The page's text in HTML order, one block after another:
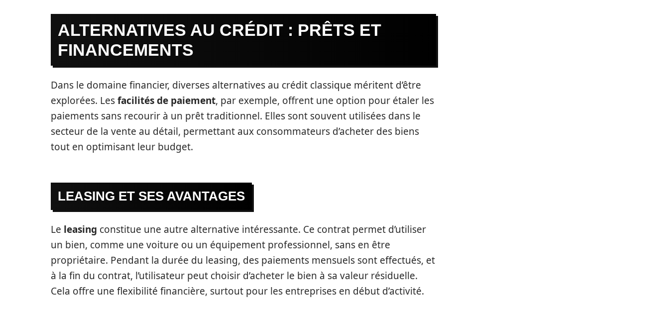
ALTERNATIVES AU CRÉDIT : PRÊTS ET
FINANCEMENTS
Dans le domaine financier, diverses alternatives au crédit classique méritent d’être
explorées. Lesfacilités de paiement, par exemple, offrent une option pour étaler les
paiements sans recourir à un prêt traditionnel. Elles sont souvent utilisées dans le
secteur de la vente au détail, permettant aux consommateurs d’acheter des biens
tout en optimisant leur budget.
LEASING ET SES AVANTAGES
Le leasing constitue une autre alternative intéressante. Ce contrat permet d’utiliser
un bien, comme une voiture ou un équipement professionnel, sans en être
propriétaire. Pendant la durée du leasing, des paiements mensuels sont effectués, et
à la fin du contrat, l’utilisateur peut choisir d’acheter le bien à sa valeur résiduelle.
Cela offre une flexibilité financière, surtout pour les entreprises en début d’activité.